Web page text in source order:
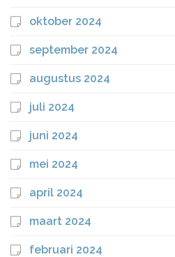
oktober 2024
september 2024
augustus 2024
juli 2024
juni 2024
mei 2024
april 2024
maart 2024
februari 2024